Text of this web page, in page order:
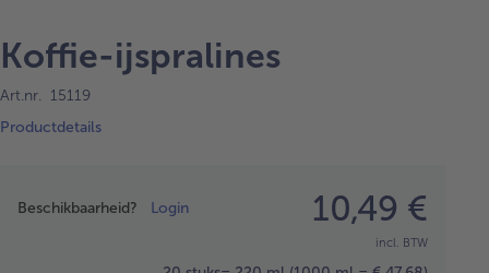
Koffie-ijspralines
Art.nr. 15119
Productdetails
Beschikbaarheid? Login 10,49 €
incl. BTW